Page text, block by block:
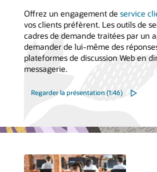
Offrez un engagement de service
vos clients préfèrent. Les outils de
cadres de demande traitées par un
demander de lui-même des
plateformes de discussion Web en
messagerie.
Regarder la présentation (1:46)